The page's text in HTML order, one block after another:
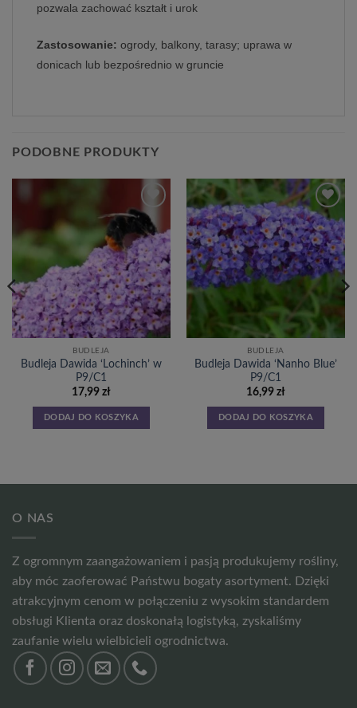
pozwala zachować kształt i urok
Zastosowanie: ogrody, balkony, tarasy; uprawa w
donicach lub bezpośrednio w gruncie
PODOBNE PRODUKTY
Dodaj
do
listy
życzeń
BUDLEJA
Budleja Dawida ‘Lochinch’ w
P9/C1
17,99 zł
DODAJ DO KOSZYKA
Dodaj
do
listy
życzeń
BUDLEJA
Budleja Dawida ‘Nanho Blue’
P9/C1
16,99 zł
DODAJ DO KOSZYKA
O NAS
Z ogromnym zaangażowaniem i pasją produkujemy rośliny,
aby móc zaoferować Państwu bogaty asortyment. Dzięki
atrakcyjnym cenom w połączeniu z wysokim standardem
obsługi Klienta oraz doskonałą logistyką, zyskaliśmy
zaufanie wielu wielbicieli ogrodnictwa.